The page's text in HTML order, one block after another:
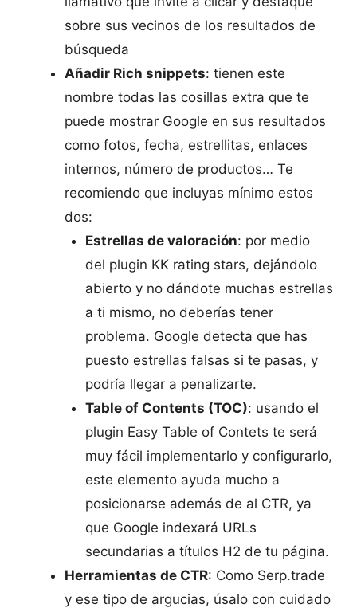
sobre sus vecinos de los resultados de
búsqueda
Añadir Rich snippets: tienen este
nombre todas las cosillas extra que te
puede mostrar Google en sus resultados
como fotos, fecha, estrellitas, enlaces
internos, número de productos… Te
recomiendo que incluyas mínimo estos
dos:
Estrellas de valoración: por medio
del plugin KK rating stars, dejándolo
abierto y no dándote muchas estrellas
a ti mismo, no deberías tener
problema. Google detecta que has
puesto estrellas falsas si te pasas, y
podría llegar a penalizarte.
Table of Contents (TOC): usando el
plugin Easy Table of Contets te será
muy fácil implementarlo y configurarlo,
este elemento ayuda mucho a
posicionarse además de al CTR, ya
que Google indexará URLs
secundarias a títulos H2 de tu página.
Herramientas de CTR: Como Serp.trade
y ese tipo de argucias, úsalo con cuidado